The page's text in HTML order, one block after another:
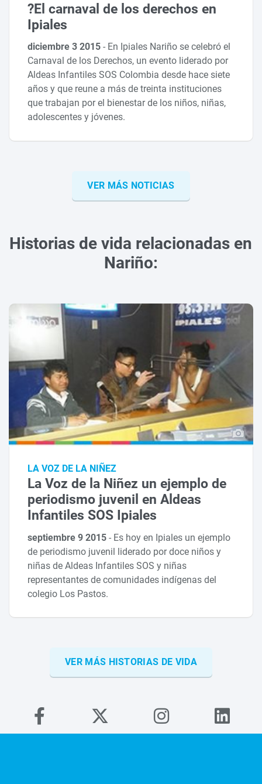
?El carnaval de los derechos en
Ipiales
diciembre 3 2015- En Ipiales Nariño se celebró el
Carnaval de los Derechos, un evento liderado por
Aldeas Infantiles SOS Colombia desde hace siete
años y que reune a más de treinta instituciones
que trabajan por el bienestar de los niños, niñas,
adolescentes y jóvenes.
VER MÁS NOTICIAS
Historias de vida relacionadas en
Nariño:
LA VOZ DE LA NIÑEZ
La Voz de la Niñez un ejemplo de
periodismo juvenil en Aldeas
Infantiles SOS Ipiales
septiembre 9 2015- Es hoy en Ipiales un ejemplo
de periodismo juvenil liderado por doce niños y
niñas de Aldeas Infantiles SOS y niñas
representantes de comunidades indígenas del
colegio Los Pastos.
VER MÁS HISTORIAS DE VIDA